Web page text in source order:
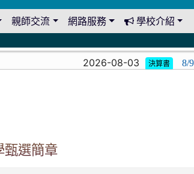
親師交流 網路服務 學校介紹
2026-08-03 決算書 8/9晚
甄選簡章